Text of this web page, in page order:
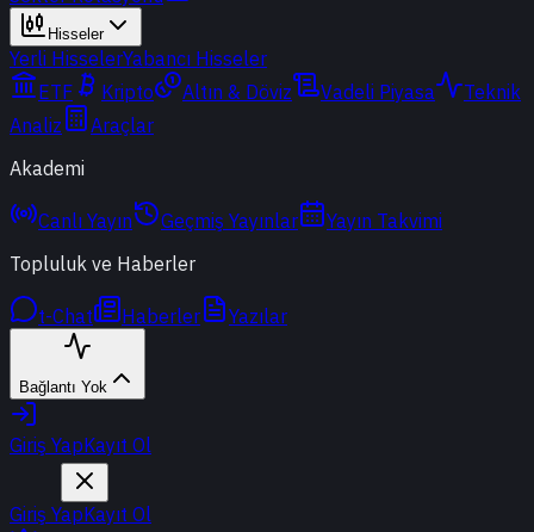
Hisseler
Yerli HisselerYabancı Hisseler
ETF
Kripto Altın & Döviz Vadeli Piyasa
Teknik
Analiz
Araçlar
Akademi
Canlı Yayın Geçmiş Yayınlar
Yayın Takvimi
Topluluk ve Haberler
t-Chat Haberler Yazılar
Bağlantı Yok
Giriş YapKayıt Ol
Giriş YapKayıt Ol